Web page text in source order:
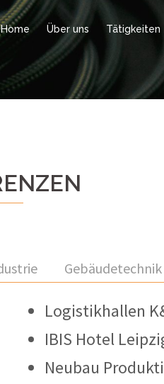
Home Über uns Tätigkeiten
Gebäudetechnik
Logistikhallen
IBIS Hotel
Neubau